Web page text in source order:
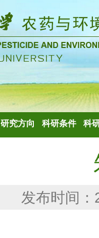
研究方向 科研条件 科
发布时间